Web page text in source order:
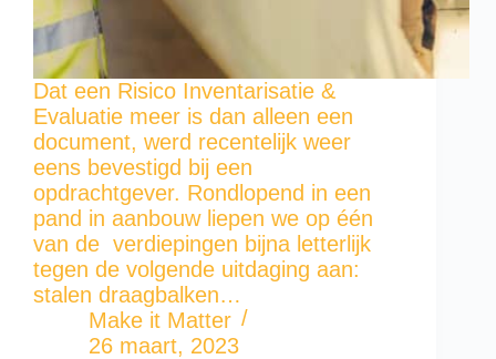
Dat een Risico Inventarisatie &
Evaluatie meer is dan alleen een
document, werd recentelijk weer
eens bevestigd bij een
opdrachtgever. Rondlopend in een
pand in aanbouw liepen we op één
van de verdiepingen bijna letterlijk
tegen de volgende uitdaging aan:
stalen draagbalken…
Make it Matter
26 maart, 2023